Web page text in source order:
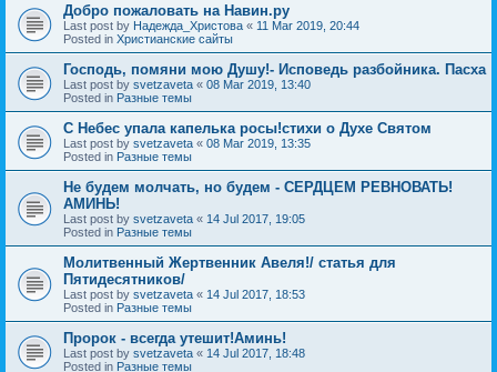
Добро пожаловать на Навин.ру
Last post by Надежда_Христова « 11 Mar 2019, 20:44
Posted in Христианские сайты
Господь, помяни мою Душу!- Исповедь разбойника. Пасха
Last post by svetzaveta « 08 Mar 2019, 13:40
Posted in Разные темы
C Небес упала капелька росы!стихи о Духе Святом
Last post by svetzaveta « 08 Mar 2019, 13:35
Posted in Разные темы
Не будем молчать, но будем - СЕРДЦЕМ РЕВНОВАТЬ!
АМИНЬ!
Last post by svetzaveta « 14 Jul 2017, 19:05
Posted in Разные темы
Молитвенный Жертвенник Авеля!/ статья для
Пятидесятников/
Last post by svetzaveta « 14 Jul 2017, 18:53
Posted in Разные темы
Пророк - всегда утешит!Аминь!
Last post by svetzaveta « 14 Jul 2017, 18:48
Posted in Разные темы